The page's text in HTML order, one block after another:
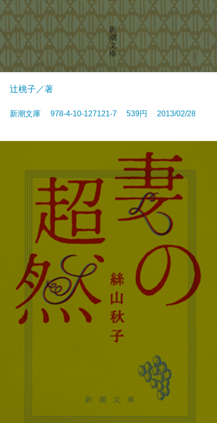
辻桃子／著
新潮文庫 978-4-10-127121-7 539円 2013/02/28